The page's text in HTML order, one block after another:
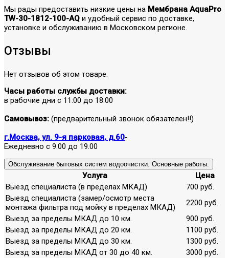
Мы рады предоставить низкие цены на Мембрана AquaPro
TW-30-1812-100-AQ и удобный сервис по доставке,
установке и обслуживанию в Московском регионе.
Отзывы
Нет отзывов об этом товаре.
Часы работы службы доставки:
в рабочие дни с 11:00 до 18:00
Самовывоз: (предварительный звонок обязателен!!)
г.Москва, ул. 9-я парковая, д.60-
Ежедневно с 9.00 до 19.00
Обслуживание бытовых систем водоочистки. Основные работы.
Услуга
Цена
Выезд специалиста (в пределах МКАД)
700 руб.
Выезд специалиста (замер/осмотр места
монтажа фильтра под мойку в пределах МКАД)
2200 руб.
Выезд за пределы МКАД до 10 км.
900 руб.
Выезд за пределы МКАД до 20 км.
1100 руб.
Выезд за пределы МКАД до 30 км.
1300 руб.
Выезд за пределы МКАД от 30 до 40 км.
3000 руб.